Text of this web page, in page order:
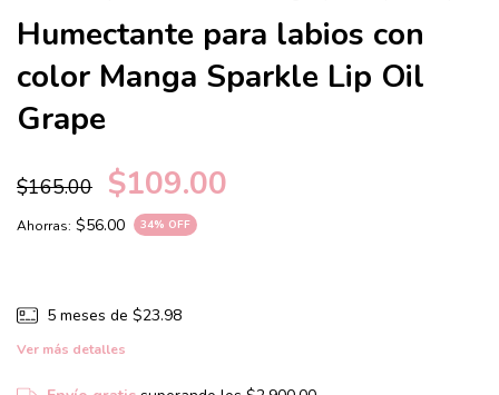
Humectante para labios con
color Manga Sparkle Lip Oil
Grape
$165.00 $109.00
Ahorras: $56.00 34% OFF
5 meses de $23.98
Ver más detalles